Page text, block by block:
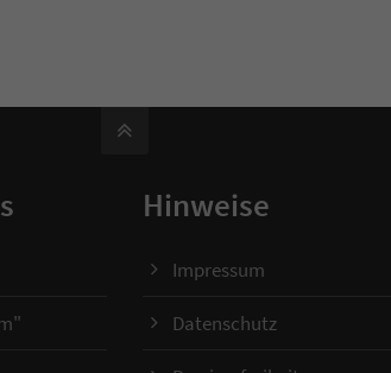
Hinweise
Impressum
Datenschutz